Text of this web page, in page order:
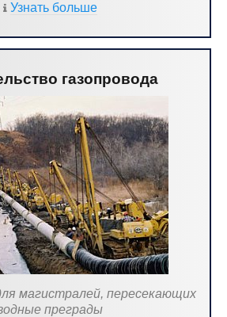
Узнать больше
газопровода
магистралей, пересекающих
преграды